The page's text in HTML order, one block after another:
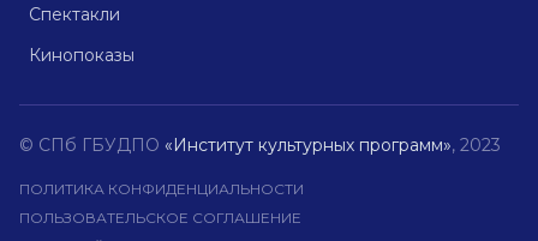
Спектакли
Кинопоказы
© СПб ГБУДПО «Институт культурных программ», 2023
ПОЛИТИКА КОНФИДЕНЦИАЛЬНОСТИ
ПОЛЬЗОВАТЕЛЬСКОЕ СОГЛАШЕНИЕ